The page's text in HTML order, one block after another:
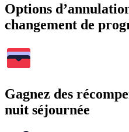
Options
changement de
Gagnez des
nuit séjournée